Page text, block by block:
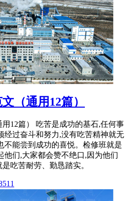
（通用12篇）
12篇） 吃苦是成功的基石,任何事
经过奋斗和努力,没有吃苦精神就无
不能尝到成功的喜悦。检修班就是
他们,大家都会赞不绝口,因为他们
吃苦耐劳、勤恳踏实。